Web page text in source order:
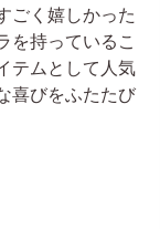
ごく嬉しかった
を持っているこ
テムとして人気
喜びをふたたび